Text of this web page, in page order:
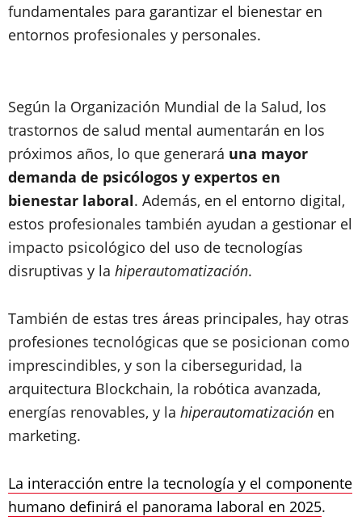
fundamentales para garantizar el bienestar en
entornos profesionales y personales.
Según la Organización Mundial de la Salud, los
trastornos de salud mental aumentarán en los
próximos años, lo que generará una mayor
demanda de psicólogos y expertos en
bienestar laboral. Además, en el entorno digital,
estos profesionales también ayudan a gestionar el
impacto psicológico del uso de tecnologías
disruptivas y la hiperautomatización.
También de estas tres áreas principales, hay otras
profesiones tecnológicas que se posicionan como
imprescindibles, y son la ciberseguridad, la
arquitectura Blockchain, la robótica avanzada,
energías renovables, y la hiperautomatización en
marketing.
La interacción entre la tecnología y el componente
humano definirá el panorama laboral en 2025.